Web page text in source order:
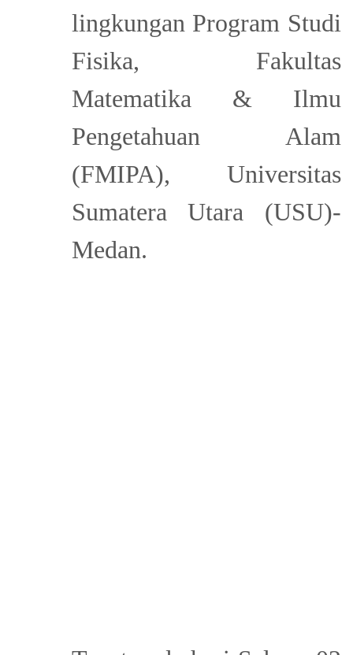
lingkungan Program Studi
Fisika, Fakultas
Matematika & Ilmu
Pengetahuan Alam
(FMIPA), Universitas
Sumatera Utara (USU)-
Medan.